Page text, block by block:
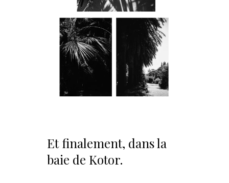
Et finalement, dans la
baie de Kotor.